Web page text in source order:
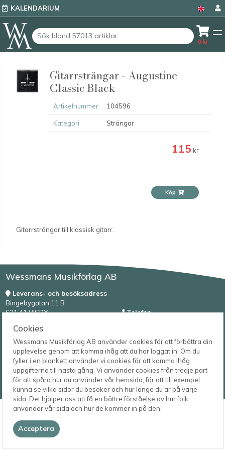
KALENDARIUM
0 kr
Cookies
Wessmans Musikförlag AB använder cookies för att förbättra din
upplevelse genom att komma ihåg att du har loggat in. Om du
fyller i en blankett använder vi cookies för att komma ihåg
uppgifterna till nästa gång. Vi använder cookies från tredje part
för att spåra hur du använder vår hemsida, för att till exempel
kunna se vilka sidor du besöker och hur länge du är på varje
sida. Det hjälper oss att få en bättre förståelse av hur folk
använder vår sida och hur de kommer in på den.
Acceptera
Gitarrsträngar - Augustine
Classic Black
Artikelnummer 104596
Kategori Strängar
115 kr
Köp
Gitarrsträngar till klassisk gitarr.
Wessmans Musikförlag AB
Leverans- och besöksadress
Bingebygatan 11 B
621 41 VISBY
Postadress
621 23 VISBY
Telefon
order@wessmans.com
© 2026
Wessmans Musikförlag AB
2026.4.1.22754